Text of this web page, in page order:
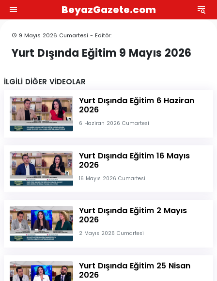
BeyazGazete.com
9 Mayıs 2026 Cumartesi - Editör:
Yurt Dışında Eğitim 9 Mayıs 2026
İLGİLİ DİĞER VİDEOLAR
Yurt Dışında Eğitim 6 Haziran
2026
6 Haziran 2026 Cumartesi
Yurt Dışında Eğitim 16 Mayıs
2026
16 Mayıs 2026 Cumartesi
Yurt Dışında Eğitim 2 Mayıs
2026
2 Mayıs 2026 Cumartesi
Yurt Dışında Eğitim 25 Nisan
2026